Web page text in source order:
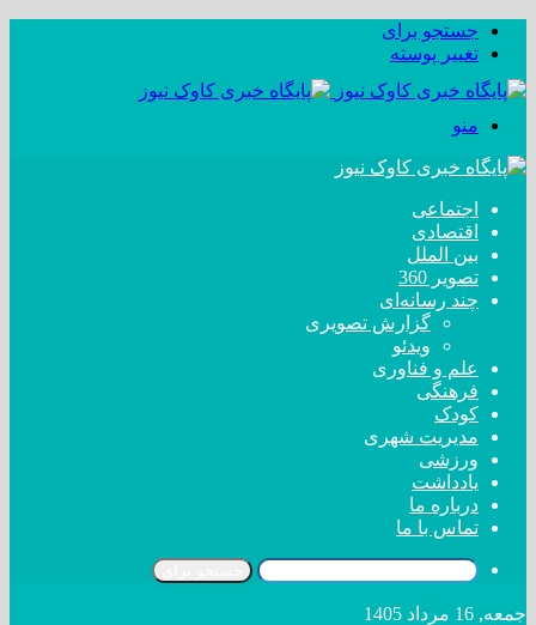
جستجو برای
تغییر پوسته
منو
اجتماعی
اقتصادی
بین الملل
تصویر 360
چند رسانه‌ای
گزارش تصویری
ویدئو
علم و فناوری
فرهنگی
کودک
مدیریت شهری
ورزشی
یادداشت
درباره ما
تماس با ما
جمعه, 16 مرداد 1405